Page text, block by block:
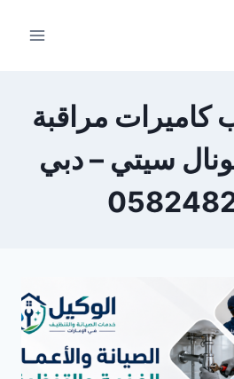
كاميرات مراقبة
سيتي – دبي